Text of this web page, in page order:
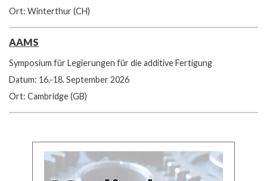
Ort: Winterthur (CH)
AAMS
Symposium für Legierungen für die additive Fertigung
Datum: 16.-18. September 2026
Ort: Cambridge (GB)